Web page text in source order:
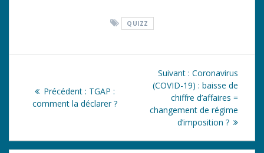
QUIZZ
Précédent : Article
précédent
TGAP :
comment la déclarer ?
Suivant : Article
suivant
:
Coronavirus
(COVID-19) : baisse de
chiffre d’affaires =
changement de régime
d’imposition ?